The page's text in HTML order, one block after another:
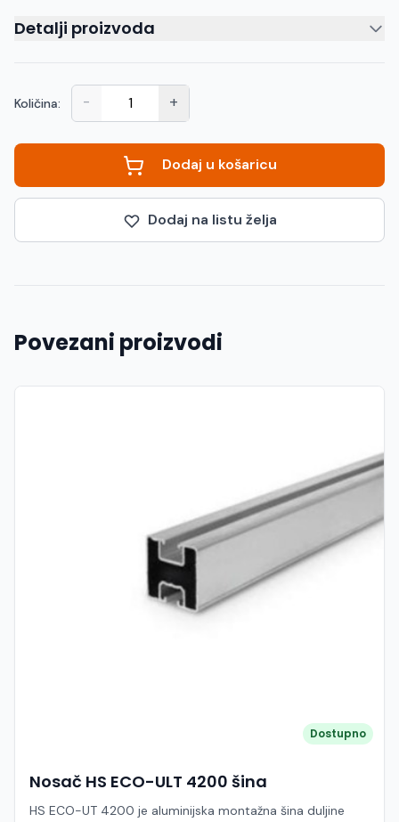
Detalji proizvoda
Količina: - +
Dodaj u košaricu
Dodaj na listu želja
Povezani proizvodi
Dostupno
Nosač HS ECO-ULT 4200 šina
HS ECO-UT 4200 je aluminijska montažna šina duljine